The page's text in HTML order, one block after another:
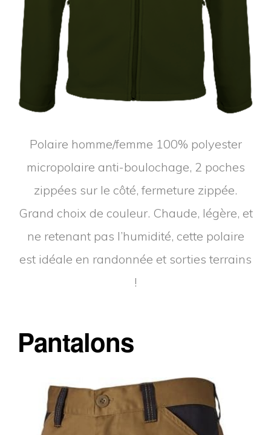
Polaire homme/femme 100% polyester
micropolaire anti-boulochage, 2 poches
zippées sur le côté, fermeture zippée.
Grand choix de couleur. Chaude, légère, et
ne retenant pas l’humidité, cette polaire
est idéale en randonnée et sorties terrains
!
Pantalons